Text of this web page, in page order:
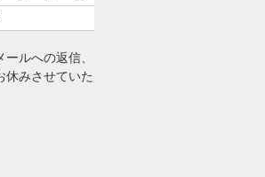
ルへの返信、
休みさせていた